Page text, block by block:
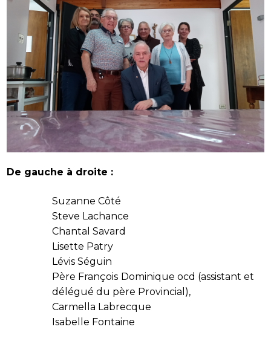
De gauche à droite :
Suzanne Côté
Steve Lachance
Chantal Savard
Lisette Patry
Lévis Séguin
Père François Dominique ocd (assistant et
délégué du père Provincial),
Carmella Labrecque
Isabelle Fontaine